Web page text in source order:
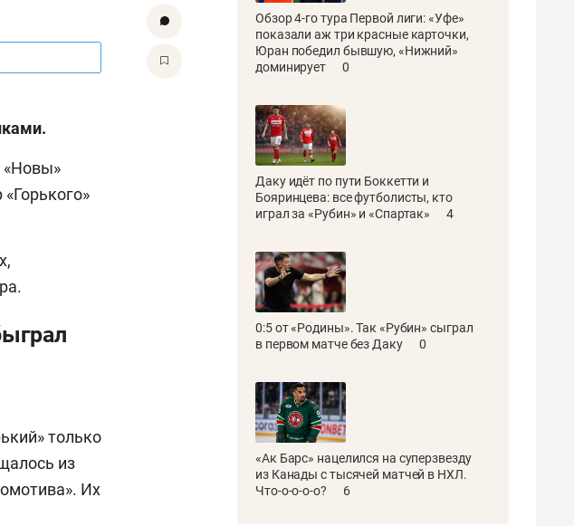
«Новы»
только
из
Их
Обзор 4-го тура Первой лиги: «Уфе»
показали аж три красные карточки,
Юран победил бывшую, «Нижний»
доминирует
0
Даку идёт по пути Боккетти и
Бояринцева: все футболисты, кто
играл за «Рубин» и «Спартак»
4
0:5 от «Родины». Так «Рубин» сыграл
в первом матче без Даку
0
«Ак Барс» нацелился на суперзвезду
из Канады с тысячей матчей в НХЛ.
Что-о-о-о-о?
6